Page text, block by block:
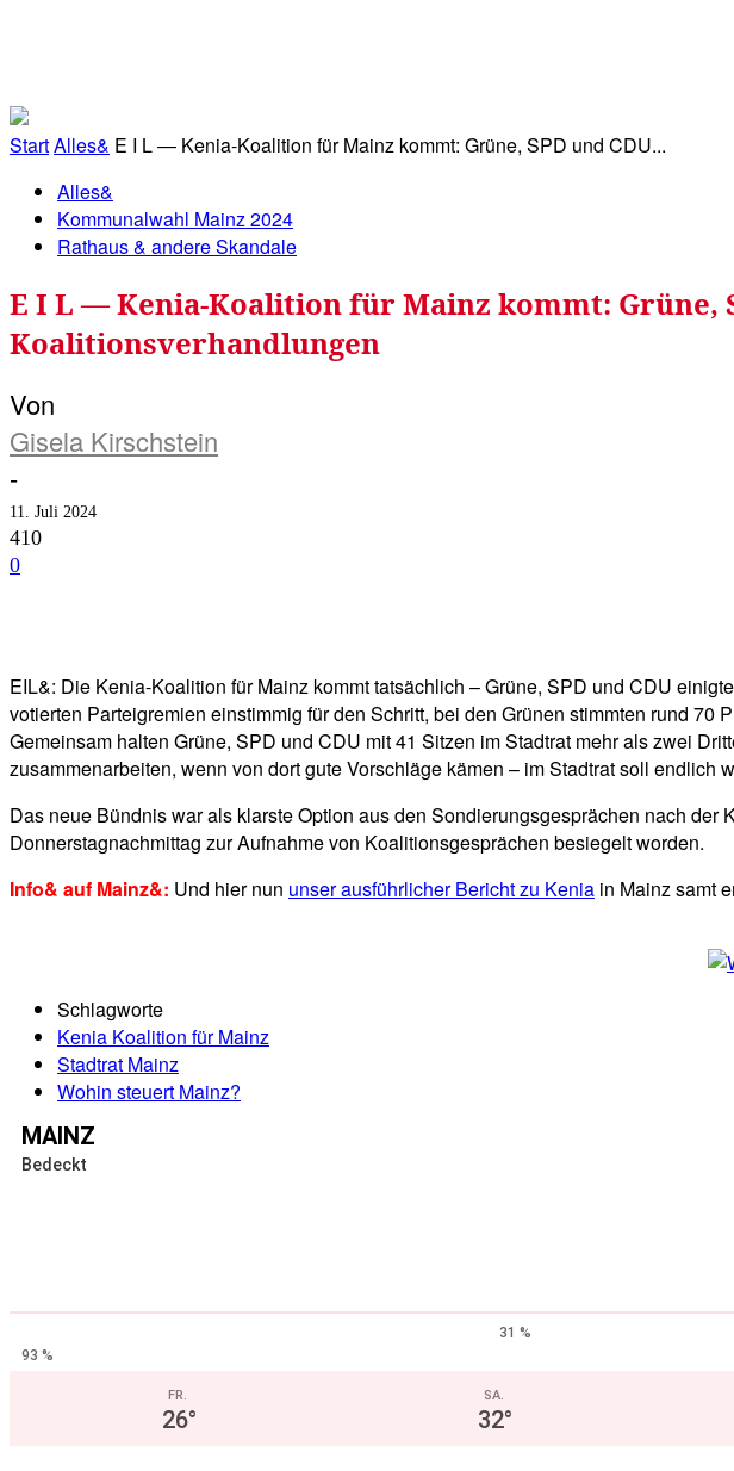
StartAlles& E I L — Kenia-Koalition für Mainz kommt: Grüne, SPD und CDU...
Alles&
Kommunalwahl Mainz 2024
Rathaus & andere Skandale
E I L — Kenia-Koalition für Mainz kommt: Grüne,
Koalitionsverhandlungen
Von
Gisela Kirschstein
-
11. Juli 2024
410
0
EIL&: Die Kenia-Koalition für Mainz kommt tatsächlich – Grüne, SPD und CDU
votierten Parteigremien einstimmig für den Schritt, bei den Grünen stimmten rund
Gemeinsam halten Grüne, SPD und CDU mit 41 Sitzen im Stadtrat mehr als zwei
zusammenarbeiten, wenn von dort gute Vorschläge kämen – im Stadtrat soll endlich
Das neue Bündnis war als klarste Option aus den Sondierungsgesprächen nach der
Donnerstagnachmittag zur Aufnahme von Koalitionsgesprächen besiegelt worden.
Info& auf Mainz&: Und hier nun unser ausführlicher Bericht zu Kenia in Mainz samt
Schlagworte
Kenia Koalition für Mainz
Stadtrat Mainz
Wohin steuert Mainz?
MAINZ
Bedeckt
31 %
93 %
FR.
26°
SA.
32°